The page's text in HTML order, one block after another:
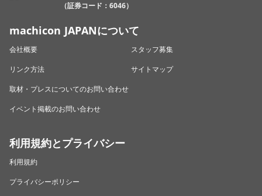
（証券コード：6046）
machicon JAPANについて
会社概要
スタッフ募集
リンク方法
サイトマップ
取材・プレスについてのお問い合わせ
イベント掲載のお問い合わせ
利用規約とプライバシー
利用規約
プライバシーポリシー